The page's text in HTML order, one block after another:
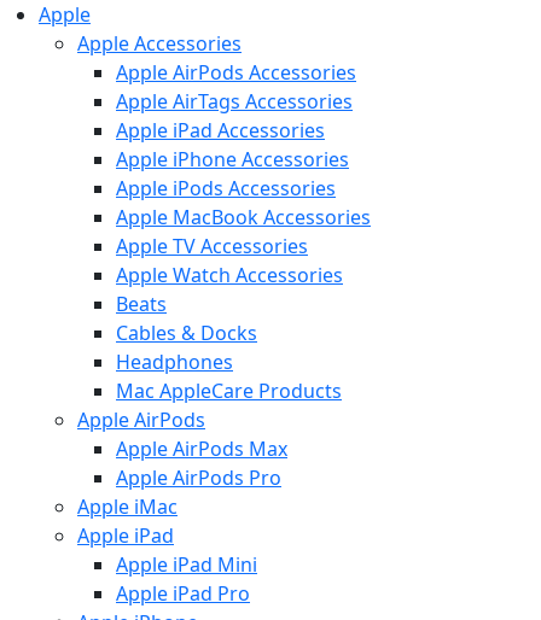
Apple
Apple Accessories
Apple AirPods Accessories
Apple AirTags Accessories
Apple iPad Accessories
Apple iPhone Accessories
Apple iPods Accessories
Apple MacBook Accessories
Apple TV Accessories
Apple Watch Accessories
Beats
Cables & Docks
Headphones
Mac AppleCare Products
Apple AirPods
Apple AirPods Max
Apple AirPods Pro
Apple iMac
Apple iPad
Apple iPad Mini
Apple iPad Pro